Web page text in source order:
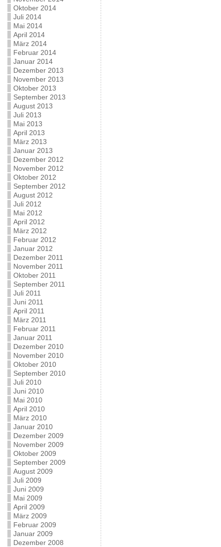
Oktober 2014
Juli 2014
Mai 2014
April 2014
März 2014
Februar 2014
Januar 2014
Dezember 2013
November 2013
Oktober 2013
September 2013
August 2013
Juli 2013
Mai 2013
April 2013
März 2013
Januar 2013
Dezember 2012
November 2012
Oktober 2012
September 2012
August 2012
Juli 2012
Mai 2012
April 2012
März 2012
Februar 2012
Januar 2012
Dezember 2011
November 2011
Oktober 2011
September 2011
Juli 2011
Juni 2011
April 2011
März 2011
Februar 2011
Januar 2011
Dezember 2010
November 2010
Oktober 2010
September 2010
Juli 2010
Juni 2010
Mai 2010
April 2010
März 2010
Januar 2010
Dezember 2009
November 2009
Oktober 2009
September 2009
August 2009
Juli 2009
Juni 2009
Mai 2009
April 2009
März 2009
Februar 2009
Januar 2009
Dezember 2008